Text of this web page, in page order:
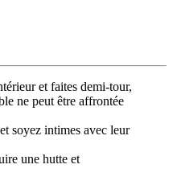
et faites demi-tour,
ne peut être affrontée
soyez intimes avec leur
une hutte et